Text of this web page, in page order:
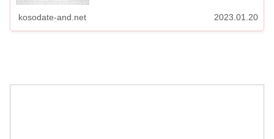
kosodate-and.net 2023.01.20